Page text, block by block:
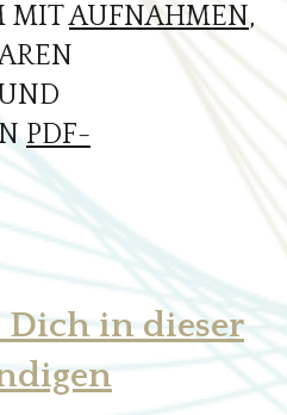
MITAUFNAHMEN,
UND
PDF-
Dich in dieser